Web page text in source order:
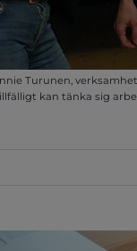
Turunen,
kan tänka sig